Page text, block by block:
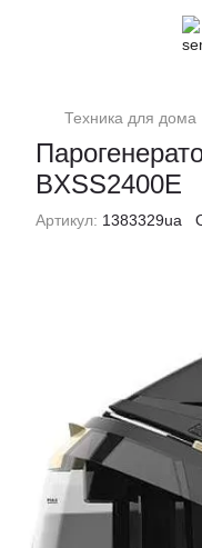
Техника для дома
BXSS2400E
Артикул: 1383329ua